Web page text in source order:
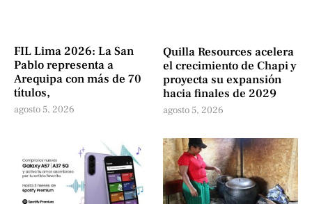
FIL Lima 2026: La San
Pablo representa a
Arequipa con más de 70
títulos,
agosto 5, 2026
Quilla Resources acelera
el crecimiento de Chapi y
proyecta su expansión
hacia finales de 2029
agosto 5, 2026